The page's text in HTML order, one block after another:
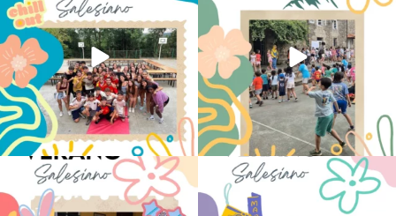
146 2 95 0
No hay verano sin que sea Salesiano ❤️
💫 en Luz 4
...
0
viviendo la alegría en el campamento
...